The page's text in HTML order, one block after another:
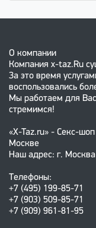
О компании
Компания x-taz.Ru
За это время
воспользовались
Мы работаем для
стремимся!
«X-Taz.ru» - Секс-
Москве
Наш адрес: г.
Телефоны:
+7 (495) 199-85-71
+7 (903) 509-85-71
+7 (909) 961-81-95